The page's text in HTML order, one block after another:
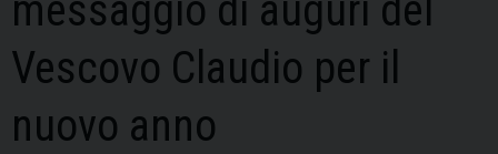
messaggio di auguri del
Vescovo Claudio per il
nuovo anno